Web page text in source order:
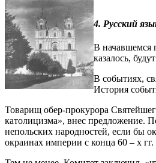
4. Русский
В начавшемся
казалось,
В событиях,
История
Товарищ обер-прокурора
католицизма», внес предложение.
непольских народностей, если бы
окраинах империи с конца 60 – х